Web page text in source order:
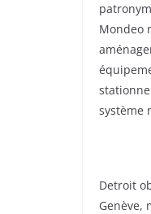
Mondeo
système
Detroit
Genève,